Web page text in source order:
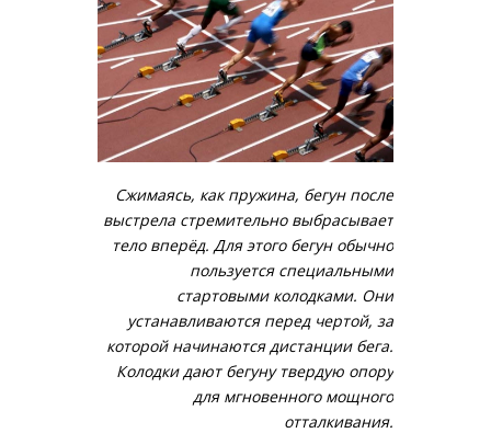
Сжимаясь, как пружина, бегун после
выстрела стремительно выбрасывает
тело вперёд. Для этого бегун обычно
пользуется специальными
стартовыми колодками. Они
устанавливаются перед чертой, за
которой начинаются дистанции бега.
Колодки дают бегуну твердую опору
для мгновенного мощного
отталкивания.